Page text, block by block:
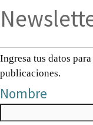
Ingresa tus datos
publicaciones.
Nombre